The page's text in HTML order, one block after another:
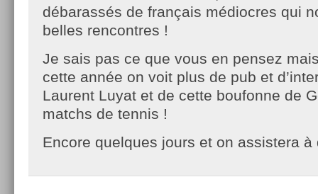
débarassés de français médiocres qui
belles rencontres !
Je sais pas ce que vous en pensez
cette année on voit plus de pub et
Laurent Luyat et de cette boufonne de
matchs de tennis !
Encore quelques jours et on assistera